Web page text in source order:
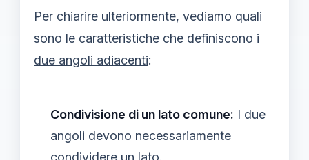
Per chiarire ulteriormente, vediamo quali
sono le caratteristiche che definiscono i
due angoli adiacenti:
Condivisione di un lato comune: I due
angoli devono necessariamente
condividere un lato.